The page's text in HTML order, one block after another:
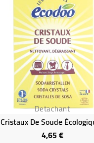
Detachant
Cristaux De Soude
4,65 €Prix